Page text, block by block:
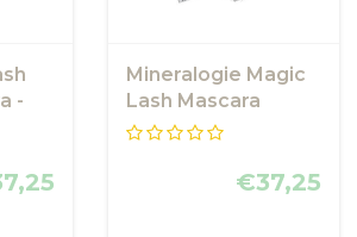
-
Mineralogie Magic
Lash Mascara
€37,25